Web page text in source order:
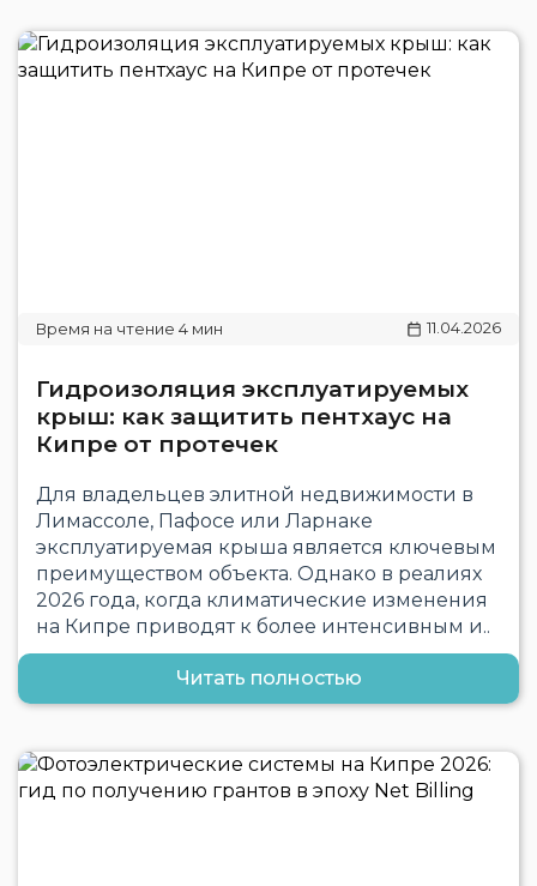
11.04.2026
Гидроизоляция эксплуатируемых
крыш: как защитить пентхаус на
Кипре от протечек
Для владельцев элитной недвижимости в
Лимассоле, Пафосе или Ларнаке
эксплуатируемая крыша является ключевым
преимуществом объекта. Однако в реалиях
2026 года, когда климатические изменения
на Кипре приводят к более интенсивным и..
Читать полностью